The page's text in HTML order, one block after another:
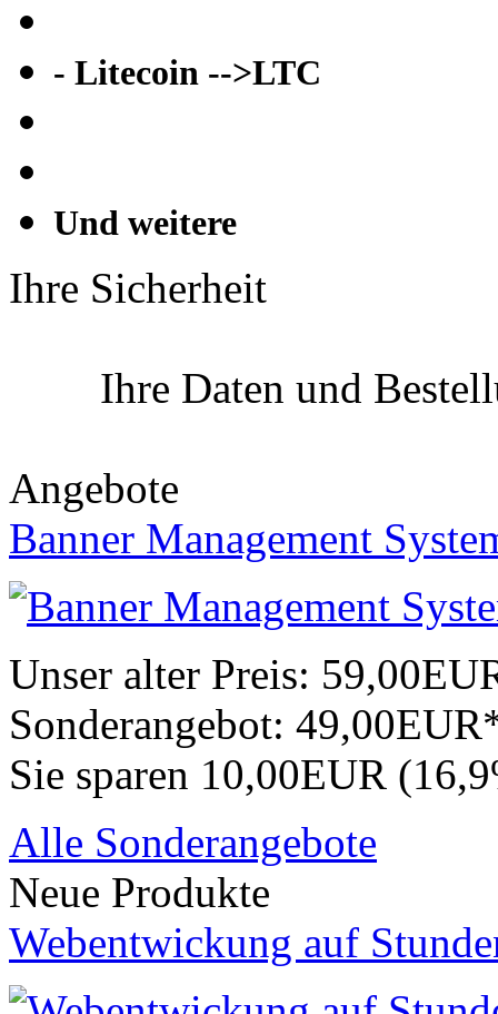
- Litecoin -->LTC
Und weitere
Ihre Sicherheit
Ihre Daten und
Angebote
Banner Management
Unser alter Preis:
Sonderangebot:
Sie sparen 10,00EUR
Alle Sonderangebote
Neue Produkte
Webentwickung auf